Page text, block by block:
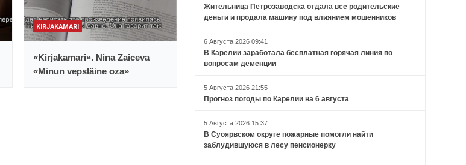
KIRJAKAMARI
«Kirjakamari». Nina Zaiceva
«Minun vepsläine oza»
Жительница Петрозаводска отдала все родительские
деньги и продала машину под влиянием мошенников
6 Августа 2026 09:41
В Карелии заработала бесплатная горячая линия по
вопросам деменции
5 Августа 2026 21:55
Прогноз погоды по Карелии на 6 августа
5 Августа 2026 15:37
В Суоярвском округе пожарные помогли найти
заблудившуюся в лесу пенсионерку